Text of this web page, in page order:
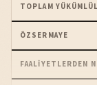
TOPLAM
ÖZSERMAYE
FAALIYETLERDEN